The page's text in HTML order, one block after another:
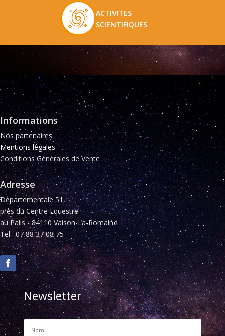
ACTIVITES
SCIENTIFIQUES
Informations
Nos partenaires
Mentions légales
Conditions Générales de Vente
Adresse
Départementale 51,
près du Centre Equestre
au Palis - 84110 Vaison-La-Romaine
Tel : 07 88 37 08 75
Newsletter